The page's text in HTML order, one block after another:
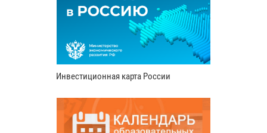
Инвестиционная карта России